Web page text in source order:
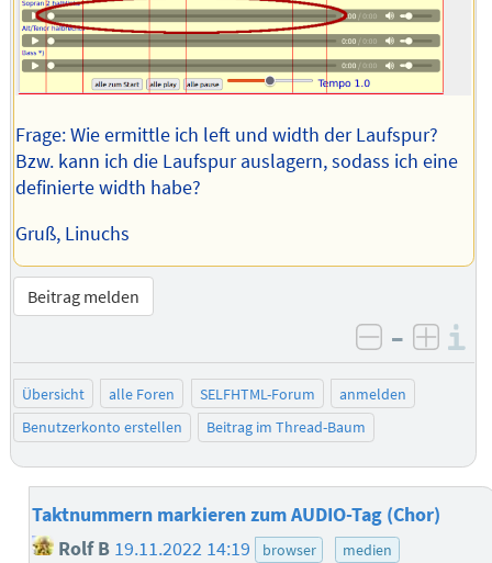
Frage: Wie ermittle ich left und width der Laufspur?
Bzw. kann ich die Laufspur auslagern, sodass ich eine
definierte width habe?
Gruß, Linuchs
Beitrag melden
negativ
–
Übersicht alle Foren SELFHTML-Forum
anmelden
Benutzerkonto erstellen
Beitrag im Thread-Baum
Taktnummern markieren zum AUDIO-Tag (Chor)
Rolf B 19.11.2022 14:19 browser medien